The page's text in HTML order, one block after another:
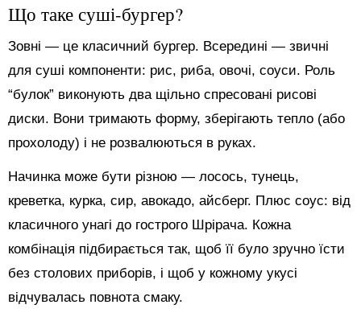
Що таке суші-бургер?
Зовні — це класичний бургер. Всередині — звичні
для суші компоненти: рис, риба, овочі, соуси. Роль
“булок” виконують два щільно спресовані рисові
диски. Вони тримають форму, зберігають тепло (або
прохолоду) і не розвалюються в руках.
Начинка може бути різною — лосось, тунець,
креветка, курка, сир, авокадо, айсберг. Плюс соус: від
класичного унагі до гострого Шрірача. Кожна
комбінація підбирається так, щоб її було зручно їсти
без столових приборів, і щоб у кожному укусі
відчувалась повнота смаку.